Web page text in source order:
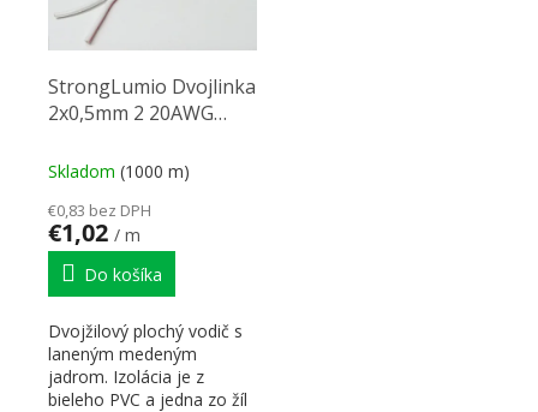
StrongLumio Dvojlinka
2x0,5mm 2 20AWG
Skladom (1000 m)
€0,83 bez DPH
€1,02 / m
Do košíka
Dvojžilový plochý vodič s
laneným medeným
jadrom. Izolácia je z
bieleho PVC a jedna zo žíl